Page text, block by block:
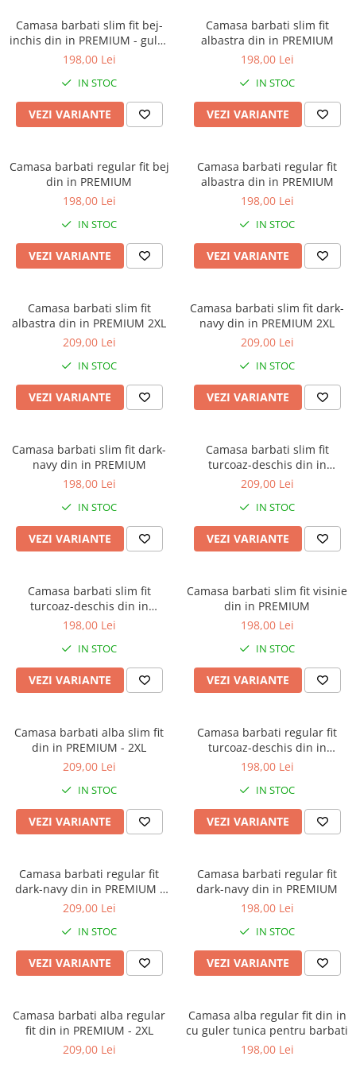
Camasa barbati slim fit bej-
inchis din in PREMIUM - guler
tunica
198,00 Lei
IN STOC
VEZI VARIANTE
Camasa barbati slim fit
albastra din in PREMIUM
198,00 Lei
IN STOC
VEZI VARIANTE
Camasa barbati regular fit bej
din in PREMIUM
198,00 Lei
IN STOC
VEZI VARIANTE
Camasa barbati regular fit
albastra din in PREMIUM
198,00 Lei
IN STOC
VEZI VARIANTE
Camasa barbati slim fit
albastra din in PREMIUM 2XL
209,00 Lei
IN STOC
VEZI VARIANTE
Camasa barbati slim fit dark-
navy din in PREMIUM 2XL
209,00 Lei
IN STOC
VEZI VARIANTE
Camasa barbati slim fit dark-
navy din in PREMIUM
198,00 Lei
IN STOC
VEZI VARIANTE
Camasa barbati slim fit
turcoaz-deschis din in
PREMIUM - 2XL
209,00 Lei
IN STOC
VEZI VARIANTE
Camasa barbati slim fit
turcoaz-deschis din in
PREMIUM
198,00 Lei
IN STOC
VEZI VARIANTE
Camasa barbati slim fit visinie
din in PREMIUM
198,00 Lei
IN STOC
VEZI VARIANTE
Camasa barbati alba slim fit
din in PREMIUM - 2XL
209,00 Lei
IN STOC
VEZI VARIANTE
Camasa barbati regular fit
turcoaz-deschis din in
PREMIUM
198,00 Lei
IN STOC
VEZI VARIANTE
Camasa barbati regular fit
dark-navy din in PREMIUM -
2XL
209,00 Lei
IN STOC
VEZI VARIANTE
Camasa barbati regular fit
dark-navy din in PREMIUM
198,00 Lei
IN STOC
VEZI VARIANTE
Camasa barbati alba regular
fit din in PREMIUM - 2XL
209,00 Lei
Camasa alba regular fit din in
cu guler tunica pentru barbati
198,00 Lei